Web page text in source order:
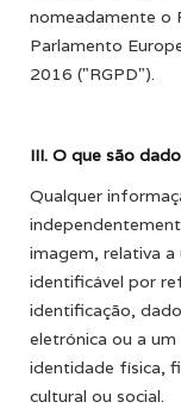
nomeadamente o
Parlamento
2016 ("RGPD").
III. O que são
Qualquer
imagem, relativa
identificável por
identificação,
eletrónica ou a
identidade física,
cultural ou social.